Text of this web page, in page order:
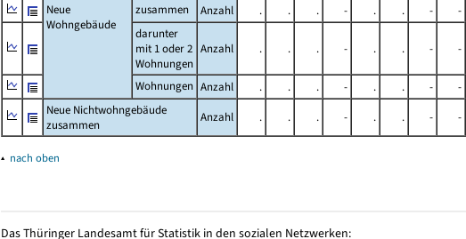
Neue
Wohngebäude
zusammen Anzahl . . . - . . - -
darunter
mit 1 oder 2
Wohnungen
Anzahl . . . - . . - -
Wohnungen Anzahl . . . - . . - -
Neue Nichtwohngebäude
zusammen
Anzahl . . . - . . - -
▴ nach oben
Das Thüringer Landesamt für Statistik in den sozialen Netzwerken: